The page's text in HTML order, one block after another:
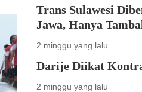
Trans Sulawesi
Jawa, Hanya
2 minggu yang lalu
Darije Diikat
2 minggu yang lalu